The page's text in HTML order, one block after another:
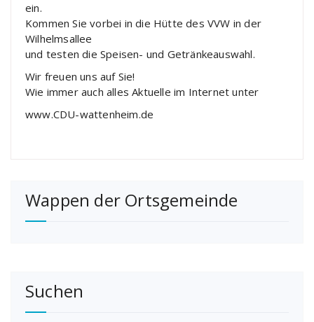
ein.
Kommen Sie vorbei in die Hütte des VVW in der
Wilhelmsallee
und testen die Speisen- und Getränkeauswahl.
Wir freuen uns auf Sie!
Wie immer auch alles Aktuelle im Internet unter
www.CDU-wattenheim.de
Wappen der Ortsgemeinde
Suchen